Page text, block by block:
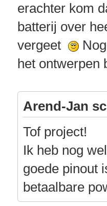
erachter kom
batterij over
vergeet
het ontwerpen
Arend-Jan
Tof project!
Ik heb nog
goede pinout
betaalbare